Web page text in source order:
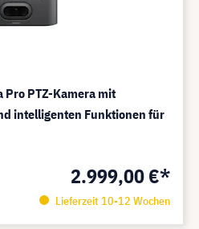
Pro PTZ-Kamera mit
intelligenten Funktionen für
2.999,00 €*
Lieferzeit 10-12 Wochen